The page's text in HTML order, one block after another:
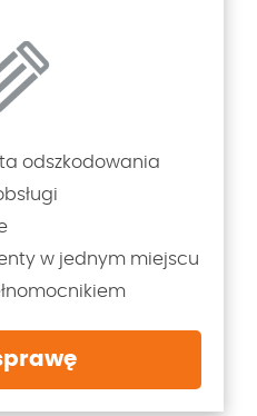
odszkodowania
w jednym miejscu